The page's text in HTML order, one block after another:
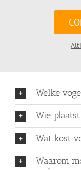
Welke
Wie
Wat kost
Waarom